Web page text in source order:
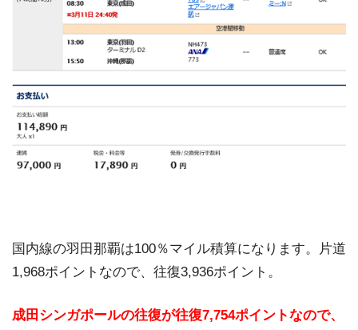
国内線の羽田那覇は100％マイル積算になります。片道
1,968ポイントなので、往復3,936ポイント。
成田シンガポールの往復が往復7,754ポイントなので、